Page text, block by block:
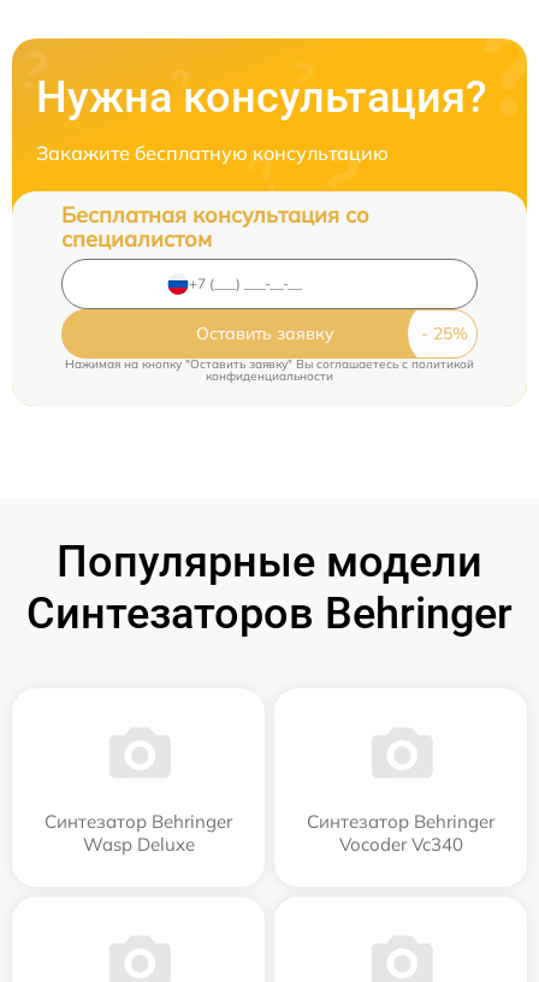
Нужна консультация?
Закажите бесплатную консультацию
Бесплатная консультация со
специалистом
Оставить заявку
Нажимая на кнопку "Оставить заявку" Вы соглашаетесь cполитикой
конфиденциальности
Популярные модели
Синтезаторов Behringer
Синтезатор Behringer
Wasp Deluxe
Синтезатор Behringer
Vocoder Vc340